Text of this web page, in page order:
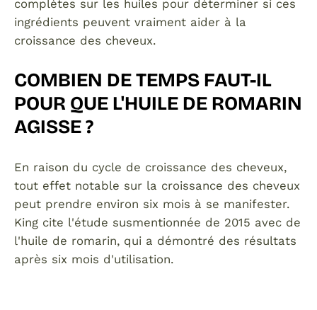
complètes sur les huiles pour déterminer si ces
ingrédients peuvent vraiment aider à la
croissance des cheveux.
COMBIEN DE TEMPS FAUT-IL
POUR QUE L'HUILE DE ROMARIN
AGISSE ?
En raison du cycle de croissance des cheveux,
tout effet notable sur la croissance des cheveux
peut prendre environ six mois à se manifester.
King cite l'étude susmentionnée de 2015 avec de
l'huile de romarin, qui a démontré des résultats
après six mois d'utilisation.